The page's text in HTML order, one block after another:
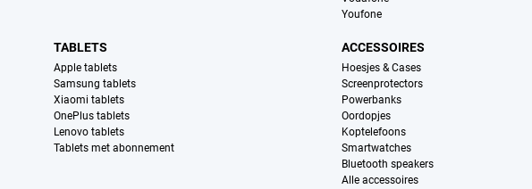
Youfone
TABLETS
Apple tablets
Samsung tablets
Xiaomi tablets
OnePlus tablets
Lenovo tablets
Tablets met abonnement
ACCESSOIRES
Hoesjes & Cases
Screenprotectors
Powerbanks
Oordopjes
Koptelefoons
Smartwatches
Bluetooth speakers
Alle accessoires